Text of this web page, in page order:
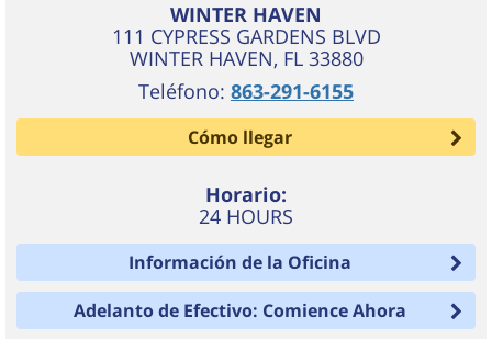
WINTER HAVEN
111 CYPRESS GARDENS BLVD
WINTER HAVEN, FL 33880
Teléfono: 863-291-6155
Cómo llegar
Horario:
24 HOURS
Información de la Oficina
Adelanto de Efectivo: Comience Ahora